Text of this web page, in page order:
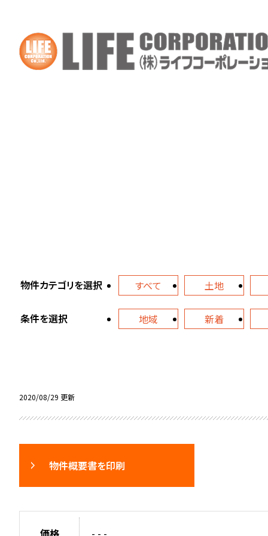
物件カテゴリを選択 すべて 土地
条件を選択 地域 新着
2020/08/29 更新
物件概要書を印刷
価格 - - -